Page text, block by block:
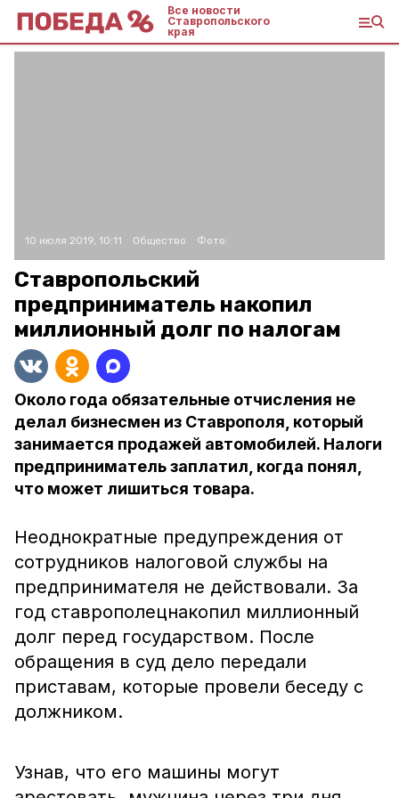
Все новости
Ставропольского
края
10 июля 2019, 10:11 Общество Фото:
Ставропольский
предприниматель накопил
миллионный долг по налогам
Около года обязательные отчисления не
делал бизнесмен из Ставрополя, который
занимается продажей автомобилей. Налоги
предприниматель заплатил, когда понял,
что может лишиться товара.
Неоднократные предупреждения от
сотрудников налоговой службы на
предпринимателя не действовали. За
год ставрополецнакопил миллионный
долг перед государством. После
обращения в суд дело передали
приставам, которые провели беседу с
должником.
Узнав, что его машины могут